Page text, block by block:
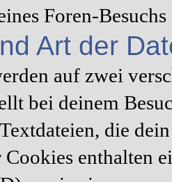
Foren-
Art der
auf zwei
bei deinem
die
Cookies enthalten